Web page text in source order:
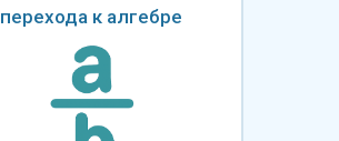
перехода к алгебре